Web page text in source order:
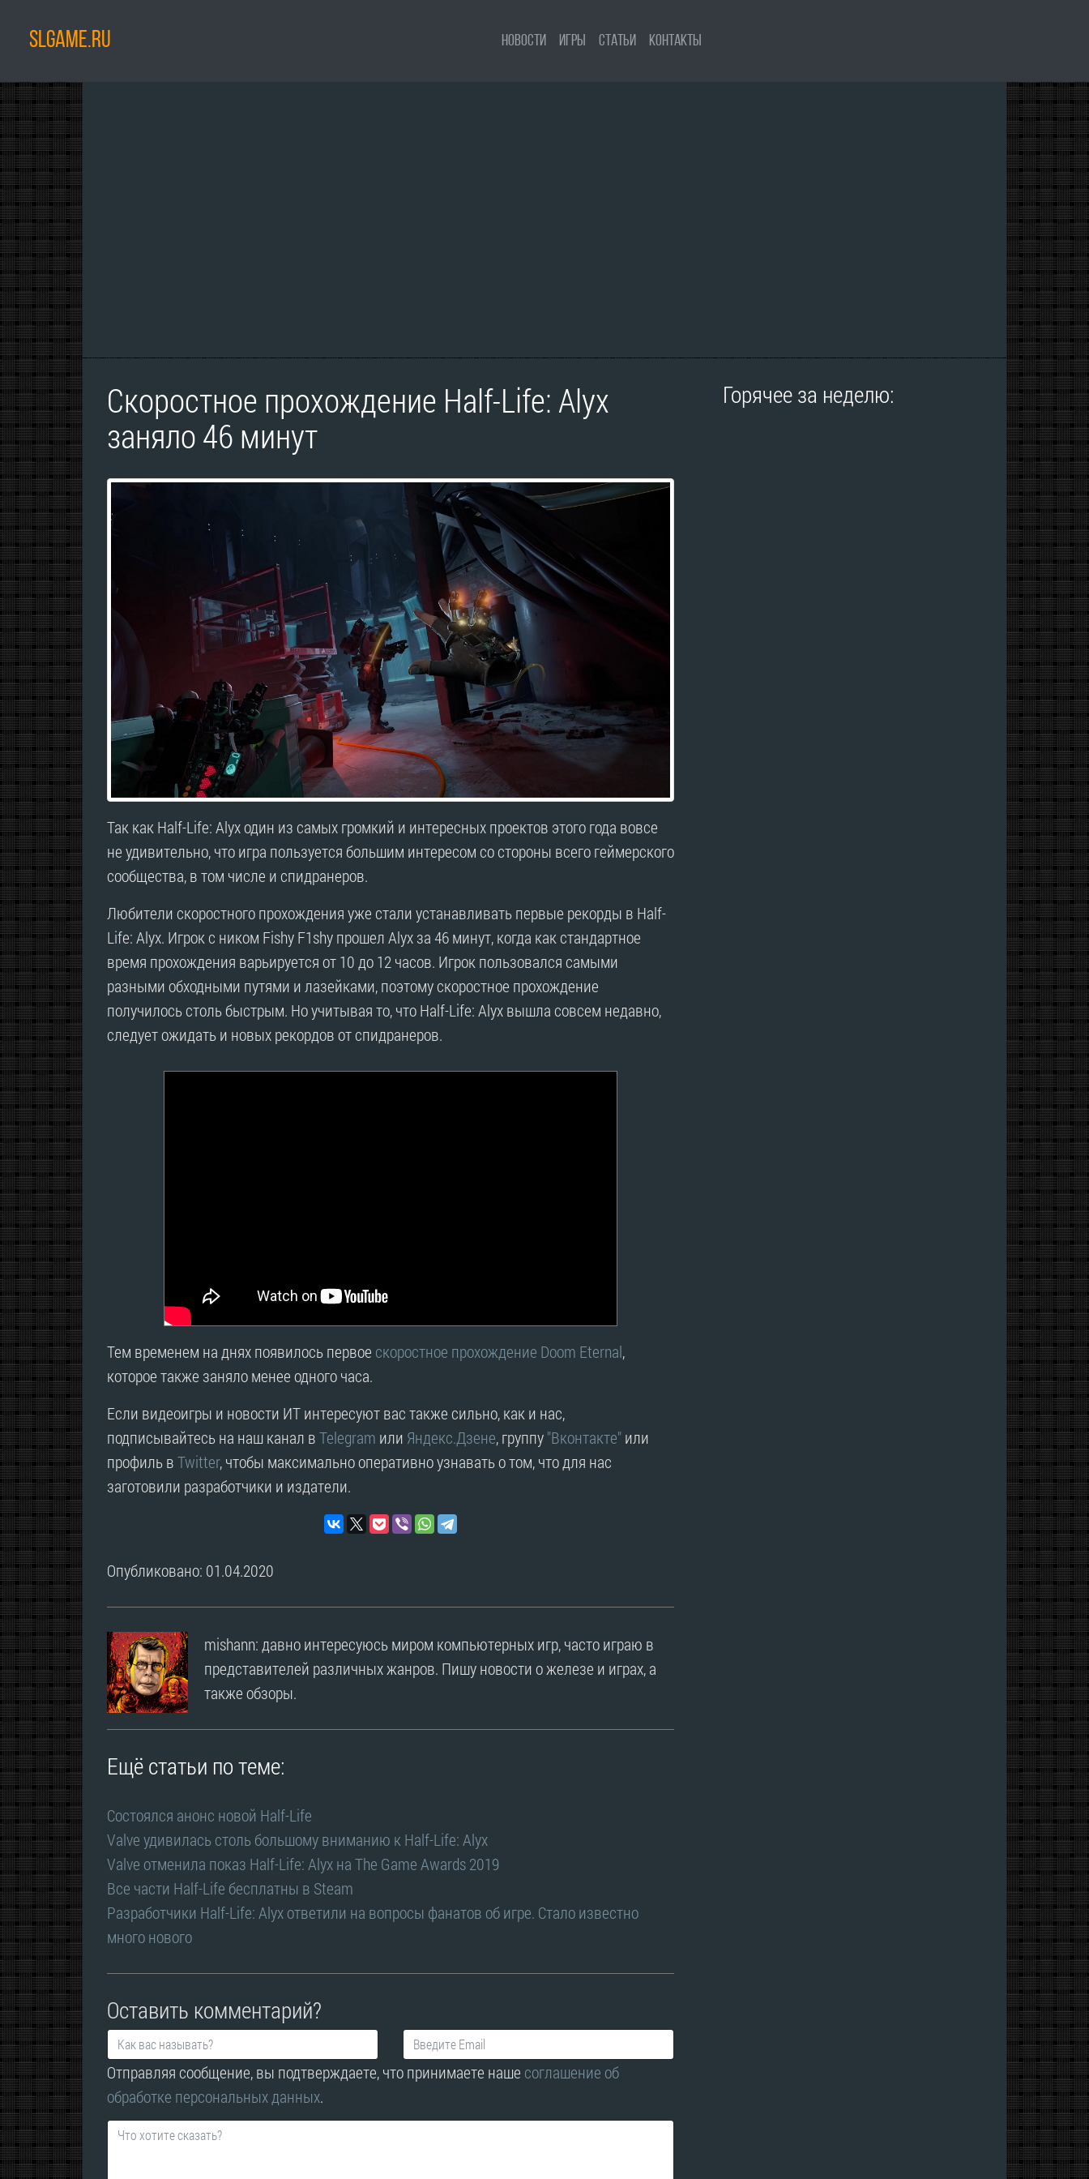
SLGAME.RU Новости Игры Статьи Контакты
Скоростное прохождение Half-Life: Alyx
заняло 46 минут
Так как Half-Life: Alyx один из самых громкий и интересных проектов этого года вовсе
не удивительно, что игра пользуется большим интересом со стороны всего геймерского
сообщества, в том числе и спидранеров.
Любители скоростного прохождения уже стали устанавливать первые рекорды в Half-
Life: Alyx. Игрок с ником Fishy F1shy прошел Alyx за 46 минут, когда как стандартное
время прохождения варьируется от 10 до 12 часов. Игрок пользовался самыми
разными обходными путями и лазейками, поэтому скоростное прохождение
получилось столь быстрым. Но учитывая то, что Half-Life: Alyx вышла совсем недавно,
следует ожидать и новых рекордов от спидранеров.
Тем временем на днях появилось первое скоростное прохождение Doom Eternal,
которое также заняло менее одного часа.
Если видеоигры и новости ИТ интересуют вас также сильно, как и нас,
подписывайтесь на наш канал вTelegram или Яндекс.Дзене, группу"Вконтакте"или
профиль вTwitter, чтобы максимально оперативно узнавать о том, что для нас
заготовили разработчики и издатели.
Опубликовано: 01.04.2020
mishann: давно интересуюсь миром компьютерных игр, часто играю в
представителей различных жанров. Пишу новости о железе и играх, а
также обзоры.
Ещё статьи по теме:
Состоялся анонс новой Half-Life
Valve удивилась столь большому вниманию к Half-Life: Alyx
Valve отменила показ Half-Life: Alyx на The Game Awards 2019
Все части Half-Life бесплатны в Steam
Разработчики Half-Life: Alyx ответили на вопросы фанатов об игре. Стало известно
много нового
Оставить комментарий?
Отправляя сообщение, вы подтверждаете, что принимаете наше соглашение об
обработке персональных данных.
Горячее за неделю: